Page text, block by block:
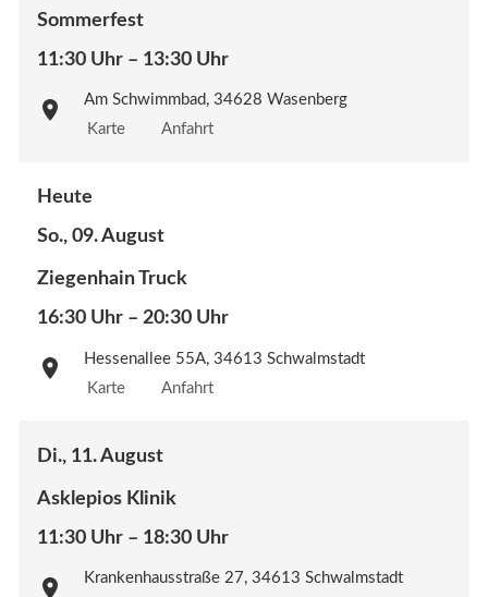
Sommerfest
11:30 Uhr – 13:30 Uhr
Am Schwimmbad, 34628 Wasenberg
Karte
Anfahrt
Heute
So., 09. August
Ziegenhain Truck
16:30 Uhr – 20:30 Uhr
Hessenallee 55A, 34613 Schwalmstadt
Karte
Anfahrt
Di., 11. August
Asklepios Klinik
11:30 Uhr – 18:30 Uhr
Krankenhausstraße 27, 34613 Schwalmstadt